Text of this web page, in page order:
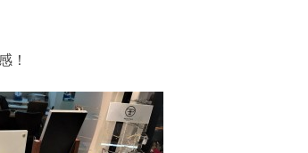
！